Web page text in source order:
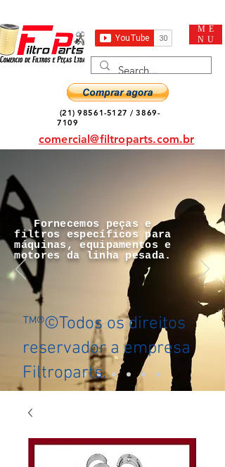
ME
NU
(21) 98561-5127 /3869-
7109
comercial@filtroparts.com.br
Fornecemos peças e
filtros específicos para
máquinas, equipamentos e
motores da linha pesada.
™®©Todos os direitos
reservador a empresa
Filtroparts.